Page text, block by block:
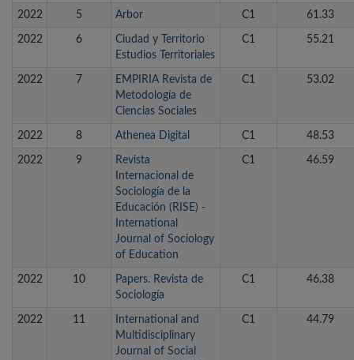
2022 5 Arbor C1 61.33
2022 6
Ciudad y Territorio
Estudios Territoriales
C1 55.21
2022 7
EMPIRIA Revista de
Metodología de
Ciencias Sociales
C1 53.02
2022 8 Athenea Digital C1 48.53
2022 9
Revista
Internacional de
Sociología de la
Educación (RISE) -
International
Journal of Sociology
of Education
C1 46.59
2022 10
Papers. Revista de
Sociología
C1 46.38
2022 11
International and
Multidisciplinary
Journal of Social
C1 44.79